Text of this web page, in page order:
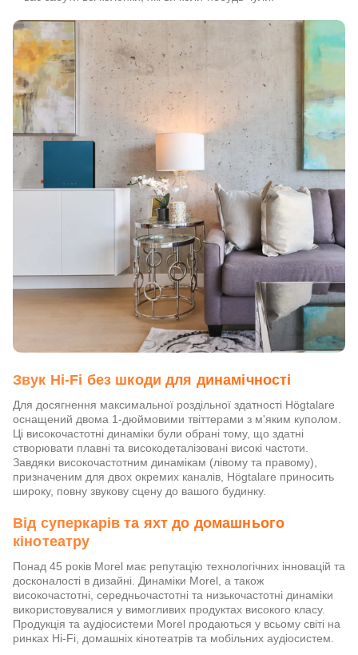
Звук Hi-Fi без шкоди для динамічності
Для досягнення максимальної роздільної здатності Högtalare
оснащений двома 1-дюймовими твіттерами з м'яким куполом.
Ці високочастотні динаміки були обрані тому, що здатні
створювати плавні та високодеталізовані високі частоти.
Завдяки високочастотним динамікам (лівому та правому),
призначеним для двох окремих каналів, Högtalare приносить
широку, повну звукову сцену до вашого будинку.
Від суперкарів та яхт до домашнього
кінотеатру
Понад 45 років Morel має репутацію технологічних інновацій та
досконалості в дизайні. Динаміки Morel, а також
високочастотні, середньочастотні та низькочастотні динаміки
використовувалися у вимогливих продуктах високого класу.
Продукція та аудіосистеми Morel продаються у всьому світі на
ринках Hi-Fi, домашніх кінотеатрів та мобільних аудіосистем.